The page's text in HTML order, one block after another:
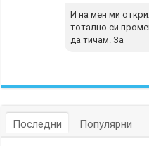
И на мен ми
тотално си
да тичам. За
Последни Популярни